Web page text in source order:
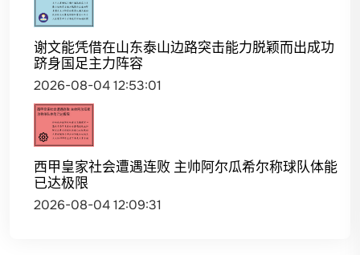
谢文能凭借在山东泰山边路突击能力脱颖而出成功
跻身国足主力阵容
2026-08-04 12:53:01
西甲皇家社会遭遇连败 主帅阿尔瓜希尔称球队体能
已达极限
2026-08-04 12:09:31